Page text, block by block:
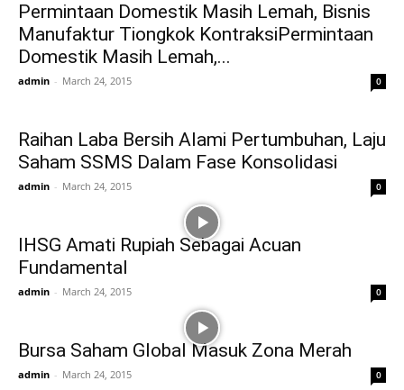
Permintaan Domestik Masih Lemah, Bisnis
Manufaktur Tiongkok KontraksiPermintaan
Domestik Masih Lemah,...
admin - March 24, 2015 0
Raihan Laba Bersih Alami Pertumbuhan, Laju
Saham SSMS Dalam Fase Konsolidasi
admin - March 24, 2015 0
IHSG Amati Rupiah Sebagai Acuan
Fundamental
admin - March 24, 2015 0
Bursa Saham Global Masuk Zona Merah
admin - March 24, 2015 0